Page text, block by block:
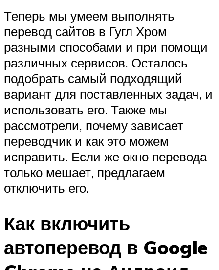
Теперь мы умеем выполнять
перевод сайтов в Гугл Хром
разными способами и при помощи
различных сервисов. Осталось
подобрать самый подходящий
вариант для поставленных задач, и
использовать его. Также мы
рассмотрели, почему зависает
переводчик и как это можем
исправить. Если же окно перевода
только мешает, предлагаем
отключить его.
Как включить
автоперевод в Google